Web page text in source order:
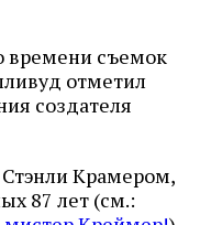
времени съемок
отметил
создателя
Стэнли Крамером,
87 лет (см.: